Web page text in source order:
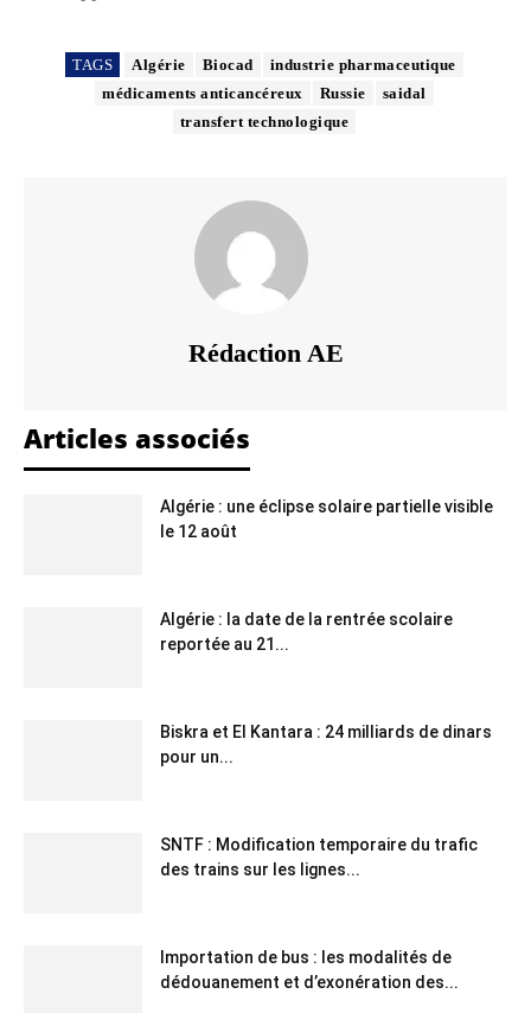
TAGS Algérie Biocad
industrie pharmaceutique
médicaments anticancéreux
Russie
saidal
transfert technologique
Rédaction AE
Articles associés
Algérie : une éclipse solaire partielle visible
le 12 août
Algérie : la date de la rentrée scolaire
reportée au 21...
Biskra et El Kantara : 24 milliards de dinars
pour un...
SNTF : Modification temporaire du trafic
des trains sur les lignes...
Importation de bus : les modalités de
dédouanement et d’exonération des...